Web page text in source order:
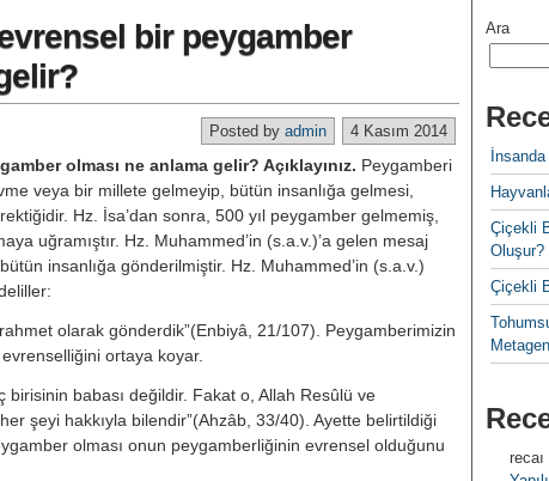
bir peygamber
4 Kasım 2014
Posted by admin
olması ne anlama gelir? Açıklayınız. Peygamberi
veya bir millete gelmeyip, bütün insanlığa gelmesi,
Hz. İsa’dan sonra, 500 yıl peygamber gelmemiş,
uğramıştır. Hz. Muhammed’in (s.a.v.)’a gelen mesaj
insanlığa gönderilmiştir. Hz. Muhammed’in (s.a.v.)
olarak gönderdik”(Enbiyâ, 21/107). Peygamberimizin
ortaya koyar.
babası değildir. Fakat o, Allah Resûlü ve
şeyi hakkıyla bilendir”(Ahzâb, 33/40). Ayette belirtildiği
olması onun peygamberliğinin evrensel olduğunu
Ara
Çiçekli
Oluşur?
Çiçekli